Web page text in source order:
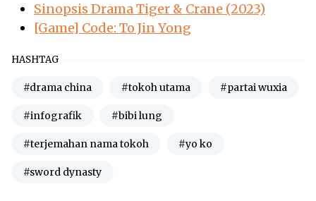
Sinopsis Drama Tiger & Crane (2023)
[Game] Code: To Jin Yong
HASHTAG
#drama china #tokoh utama #partai wuxia
#infografik #bibi lung
#terjemahan nama tokoh #yo ko
#sword dynasty